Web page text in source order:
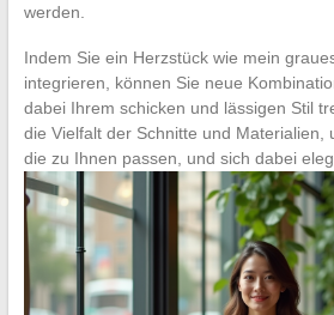
werden.
Indem Sie ein Herzstück wie mein
integrieren, können Sie neue
dabei Ihrem schicken und lässigen Stil
die Vielfalt der Schnitte und Materialien,
die zu Ihnen passen, und sich dabei